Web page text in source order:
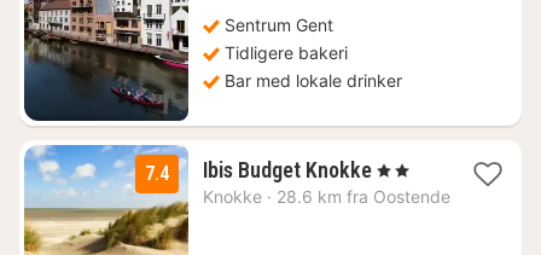
Sentrum Gent
Tidligere bakeri
Bar med lokale drinker
7.4 Ibis Budget Knokke1
natt
, 2 Stjerner
Knokke · 28.6 km fra Oostende